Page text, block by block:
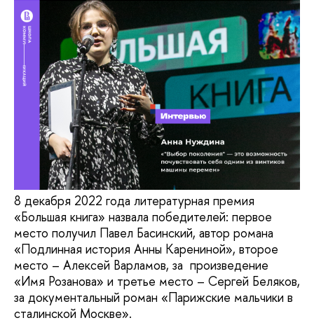
8 декабря 2022 года литературная премия
«Большая книга» назвала победителей: первое
место получил Павел Басинский, автор романа
«Подлинная история Анны Карениной», второе
место – Алексей Варламов, за произведение
«Имя Розанова» и третье место – Сергей Беляков,
за документальный роман «Парижские мальчики в
сталинской Москве».